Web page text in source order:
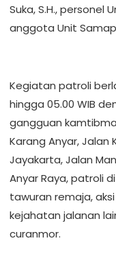
Suka, S.H., personel
anggota Unit
Kegiatan patroli
hingga 05.00 WIB
gangguan
Karang Anyar, Jalan
Jayakarta, Jalan
Anyar Raya, patroli
tawuran remaja,
kejahatan jalanan
curanmor.